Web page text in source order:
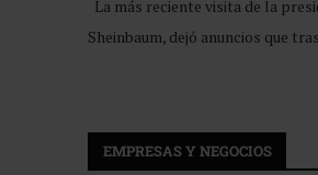
La más reciente visita de la
Sheinbaum, dejó anuncios que
EMPRESAS Y NEGOCIOS